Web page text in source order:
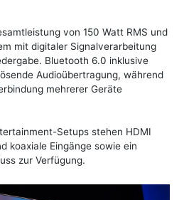
von 150 Watt RMS und
mit digitaler Signalverarbeitung
Bluetooth 6.0 inklusive
Audioübertragung, während
mehrerer Geräte
Setups stehen HDMI
koaxiale Eingänge sowie ein
zur Verfügung.